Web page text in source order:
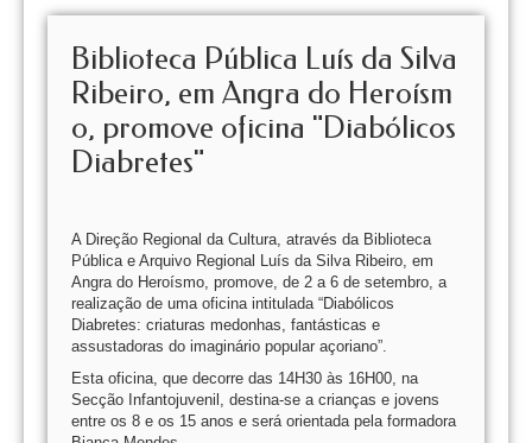
Biblioteca Pública Luís da Silva
Ribeiro, em Angra do Heroísm
o, promove oficina "Diabólicos
Diabretes"
A Direção Regional da Cultura, através da Biblioteca
Pública e Arquivo Regional Luís da Silva Ribeiro, em
Angra do Heroísmo, promove, de 2 a 6 de setembro, a
realização de uma oficina intitulada “Diabólicos
Diabretes: criaturas medonhas, fantásticas e
assustadoras do imaginário popular açoriano”.
Esta oficina, que decorre das 14H30 às 16H00, na
Secção Infantojuvenil, destina-se a crianças e jovens
entre os 8 e os 15 anos e será orientada pela formadora